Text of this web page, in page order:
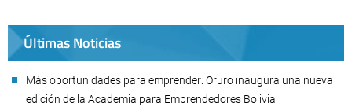
Últimas Noticias
Más oportunidades para emprender: Oruro inaugura una nueva
edición de la Academia para Emprendedores Bolivia